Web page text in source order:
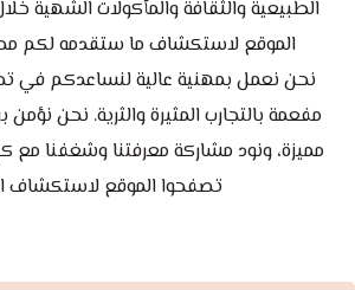
الطبيعية والثقافة والمأكولات الشهية
الموقع لاستكشاف ما ستقدمه لكم
نحن نعمل بمهنية عالية لنساعدكم في
مفعمة بالتجارب المثيرة والثرية. نحن نؤمن
مميزة، ونود مشاركة معرفتنا وشغفنا مع
تصفحوا الموقع لاستكشاف